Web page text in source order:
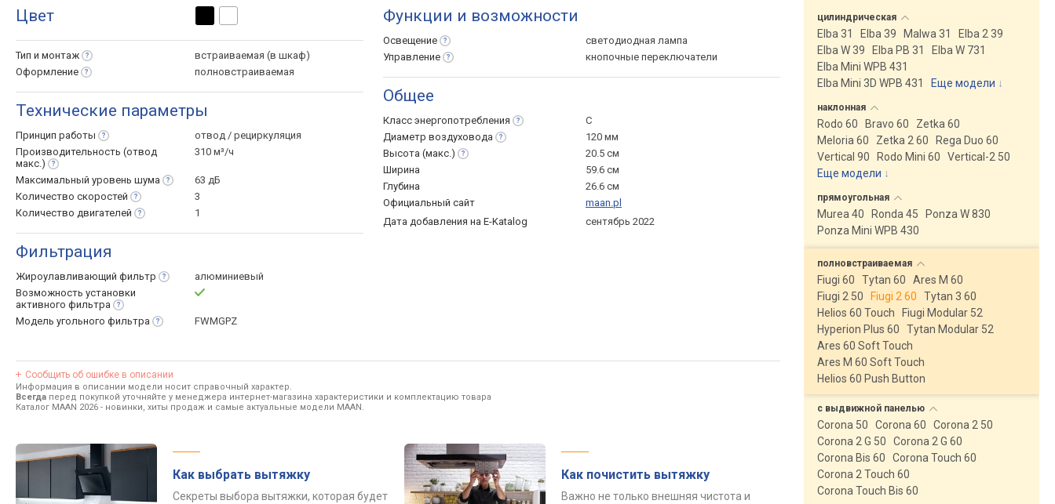
Цвет
Тип и монтаж
встраиваемая (в шкаф)
Оформление
полновстраиваемая
Технические параметры
Принцип работы
отвод / рециркуляция
Производительность (отвод
макс.)
310 м³/ч
Максимальный уровень шума
63 дБ
Количество скоростей
3
Количество двигателей 1
Фильтрация
Жироулавливающий фильтр
алюминиевый
Возможность установки
активного фильтра
Модель угольного фильтра FWMGPZ
Функции и возможности
Освещение
светодиодная лампа
Управление
кнопочные переключатели
Общее
Класс энергопотребления
C
Диаметр воздуховода
120 мм
Высота (макс.)
20.5 см
Ширина
59.6 см
Глубина
26.6 см
Официальный сайт
maan.pl
Дата добавления на E-Katalog
сентябрь 2022
Сообщить об ошибке в описании
Информация в описании модели носит справочный характер.
Всегда перед покупкой уточняйте у менеджера интернет-магазина характеристики и комплектацию товара
Каталог MAAN 2026 - новинки, хиты продаж и самые актуальные модели MAAN.
Как выбрать вытяжку
Секреты выбора вытяжки, которая будет
Как почистить вытяжку
Важно не только внешняя чистота и
цилиндрическая
Elba 31 Elba 39 Malwa 31
Elba 2 39
Elba W 39
Elba PB 31
Elba W 731
Elba Mini WPB 431
Elba Mini 3D WPB 431
Еще модели ↓
наклонная
Rodo 60 Bravo 60
Zetka 60
Meloria 60
Zetka 2 60
Rega Duo 60
Vertical 90
Rodo Mini 60
Vertical-2 50
Еще модели ↓
прямоугольная
Murea 40 Ronda 45
Ponza W 830
Ponza Mini WPB 430
полновстраиваемая
Fiugi 60 Tytan 60
Ares M 60
Fiugi 2 50
Fiugi 2 60
Tytan 3 60
Helios 60 Touch
Fiugi Modular 52
Hyperion Plus 60
Tytan Modular 52
Ares 60 Soft Touch
Ares M 60 Soft Touch
Helios 60 Push Button
с выдвижной панелью
Corona 50 Corona 60
Corona 2 50
Corona 2 G 50
Corona 2 G 60
Corona Bis 60
Corona Touch 60
Corona 2 Touch 60
Corona Touch Bis 60